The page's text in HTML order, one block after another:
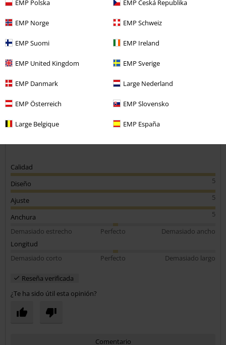
EMP Polska EMP Česká Republika
EMP Norge EMP Schweiz
EMP Suomi EMP Ireland
EMP United Kingdom EMP Sverige
EMP Danmark Large Nederland
EMP Österreich EMP Slovensko
Large Belgique EMP España
Enviar comentario
Tú estatura en metros (ej. 1,82): 1,80
Camiseta sencilla, buena calidad y muy cómoda. La talla, perfecta.
Calidad
5
Diseño
5
Ajuste
5
Anchura
Demasiado estrecho
Perfecto
Demasiado ancho
Longitud
Demasiado corto
Perfecto Demasiado largo
Reseña verificada
¿Te ha sido útil esta opinión?
Comentario